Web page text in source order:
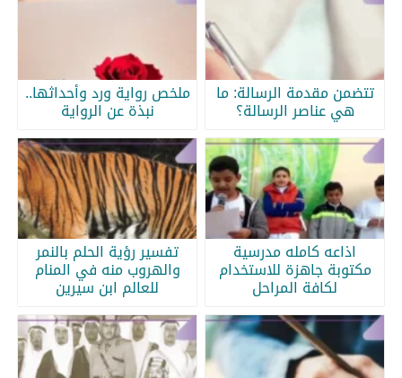
تتضمن مقدمة الرسالة: ما
هي عناصر الرسالة؟
ملخص رواية ورد وأحداثها..
نبذة عن الرواية
اذاعه كامله مدرسية
مكتوبة جاهزة للاستخدام
لكافة المراحل
تفسير رؤية الحلم بالنمر
والهروب منه في المنام
للعالم ابن سيرين